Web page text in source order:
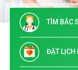
TÌM BÁC
ĐẶT LỊCH